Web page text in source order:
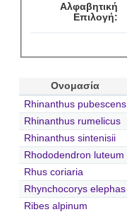
Αλφαβητική
Επιλογή:
Ονομασία
Rhinanthus pubescens
Rhinanthus rumelicus
Rhinanthus sintenisii
Rhododendron luteum
Rhus coriaria
Rhynchocorys elephas
Ribes alpinum